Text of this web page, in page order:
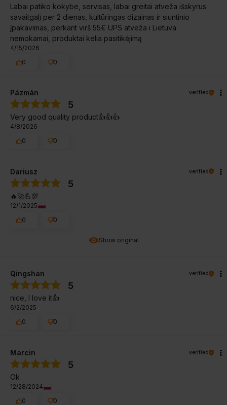
Labai patiko kokybe, servisas, labai greitai atveža išskyrus
savaitgalį per 2 dienas, kultūringas dizainas ir siuntinio
įpakavimas, perkant virš 55€ UPS atveža i Lietuva
nemokamai, produktai kelia pasitikėjimą
4/15/2026
0
0
Pázmán verified
5
Very good quality product👍️👍️👍️
4/8/2026
0
0
Show original
Dariusz verified
5
🔥🚀💪💯
12/1/2025
0
0
Qingshan verified
5
nice, I love it👍️
6/2/2025
0
0
Marcin verified
5
Ok
12/28/2024
0
0